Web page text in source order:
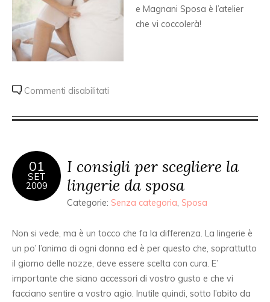
e Magnani Sposa è l’atelier
che vi coccolerà!
Commenti disabilitati
01
SET
2009
I consigli per scegliere la
lingerie da sposa
Categorie: Senza categoria, Sposa
Non si vede, ma è un tocco che fa la differenza. La lingerie è
un po’ l’anima di ogni donna ed è per questo che, soprattutto
il giorno delle nozze, deve essere scelta con cura. E’
importante che siano accessori di vostro gusto e che vi
facciano sentire a vostro agio. Inutile quindi, sotto l’abito da